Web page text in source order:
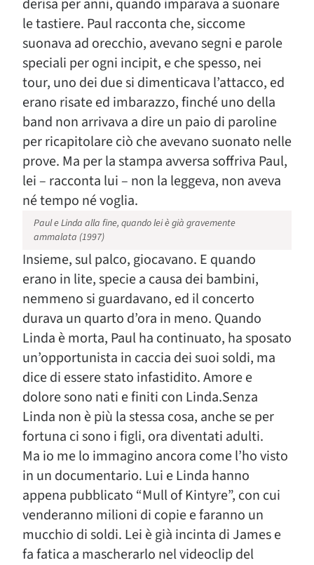
derisa per anni, quando imparava a suonare
le tastiere. Paul racconta che, siccome
suonava ad orecchio, avevano segni e parole
speciali per ogni incipit, e che spesso, nei
tour, uno dei due si dimenticava l’attacco, ed
erano risate ed imbarazzo, finché uno della
band non arrivava a dire un paio di paroline
per ricapitolare ciò che avevano suonato nelle
prove. Ma per la stampa avversa soffriva Paul,
lei – racconta lui – non la leggeva, non aveva
né tempo né voglia.
Paul e Linda alla fine, quando lei è già gravemente
ammalata (1997)
Insieme, sul palco, giocavano. E quando
erano in lite, specie a causa dei bambini,
nemmeno si guardavano, ed il concerto
durava un quarto d’ora in meno. Quando
Linda è morta, Paul ha continuato, ha sposato
un’opportunista in caccia dei suoi soldi, ma
dice di essere stato infastidito. Amore e
dolore sono nati e finiti con Linda.Senza
Linda non è più la stessa cosa, anche se per
fortuna ci sono i figli, ora diventati adulti.
Ma io me lo immagino ancora come l’ho visto
in un documentario. Lui e Linda hanno
appena pubblicato “Mull of Kintyre”, con cui
venderanno milioni di copie e faranno un
mucchio di soldi. Lei è già incinta di James e
fa fatica a mascherarlo nel videoclip del